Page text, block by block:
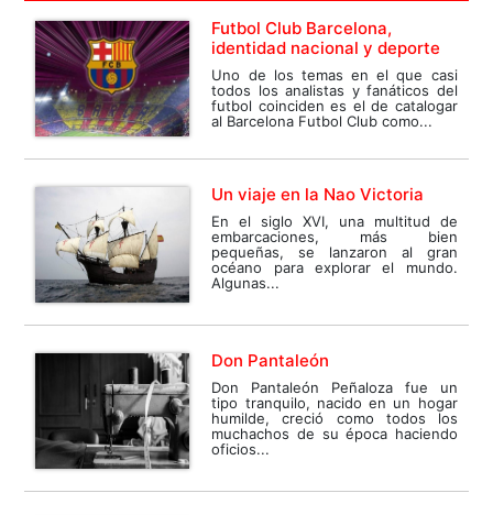
Futbol Club Barcelona,
identidad nacional y deporte
Uno de los temas en el que casi
todos los analistas y fanáticos del
futbol coinciden es el de catalogar
al Barcelona Futbol Club como...
Un viaje en la Nao Victoria
En el siglo XVI, una multitud de
embarcaciones, más bien
pequeñas, se lanzaron al gran
océano para explorar el mundo.
Algunas...
Don Pantaleón
Don Pantaleón Peñaloza fue un
tipo tranquilo, nacido en un hogar
humilde, creció como todos los
muchachos de su época haciendo
oficios...